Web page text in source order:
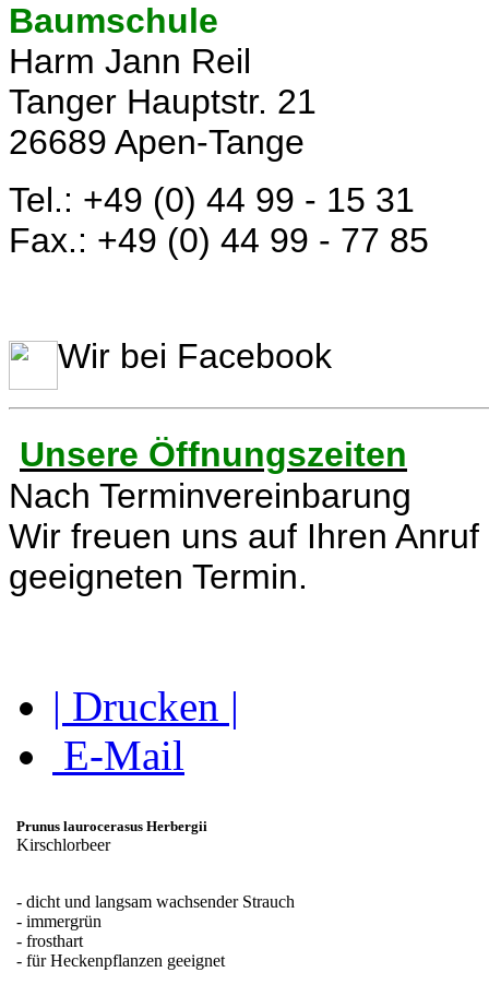
Baumschule
Harm Jann Reil
Tanger Hauptstr. 21
26689 Apen-Tange
Tel.: +49 (0) 44 99 - 15 31
Fax.: +49 (0) 44 99 - 77 85
Wir bei Facebook
Unsere Öffnungszeiten
Nach Terminvereinbarung
Wir freuen uns auf Ihren
geeigneten Termin.
| Drucken |
E-Mail
Prunus laurocerasus Herbergii
Kirschlorbeer
- dicht und langsam wachsender Strauch
- immergrün
- frosthart
- für Heckenpflanzen geeignet